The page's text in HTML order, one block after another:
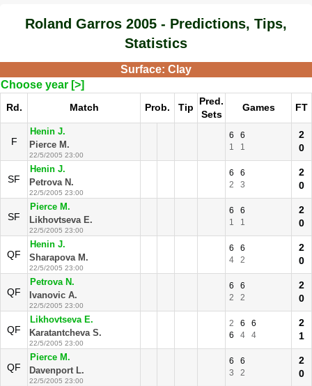
Roland Garros 2005 - Predictions, Tips,
Statistics
Surface: Clay
Choose year [>]
Rd. Match Prob. Tip
Pred.
Sets
Games FT
F
Henin J.
Pierce M.
22/5/2005 23:00
6
6
1
1
2
0
SF
Henin J.
Petrova N.
22/5/2005 23:00
6
6
2
3
2
0
SF
Pierce M.
Likhovtseva E.
22/5/2005 23:00
6
6
1
1
2
0
QF
Henin J.
Sharapova M.
22/5/2005 23:00
6
6
4
2
2
0
QF
Petrova N.
Ivanovic A.
22/5/2005 23:00
6
6
2
2
2
0
QF
Likhovtseva E.
Karatantcheva S.
22/5/2005 23:00
2 6
6
6
4 4
2
1
QF
Pierce M.
Davenport L.
22/5/2005 23:00
6
6
3
2
2
0